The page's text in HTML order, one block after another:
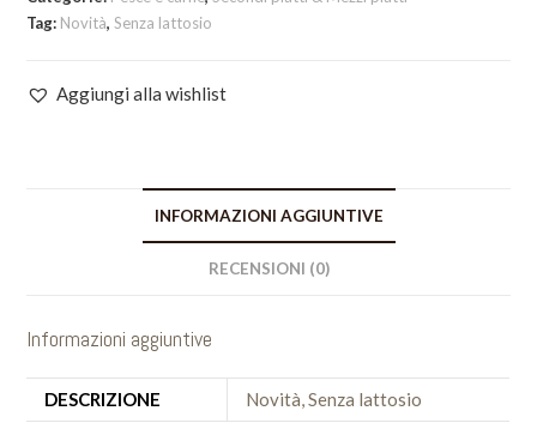
Tag: Novità,Senza lattosio
Aggiungi alla wishlist
INFORMAZIONI AGGIUNTIVE
RECENSIONI (0)
Informazioni aggiuntive
DESCRIZIONE Novità, Senza lattosio